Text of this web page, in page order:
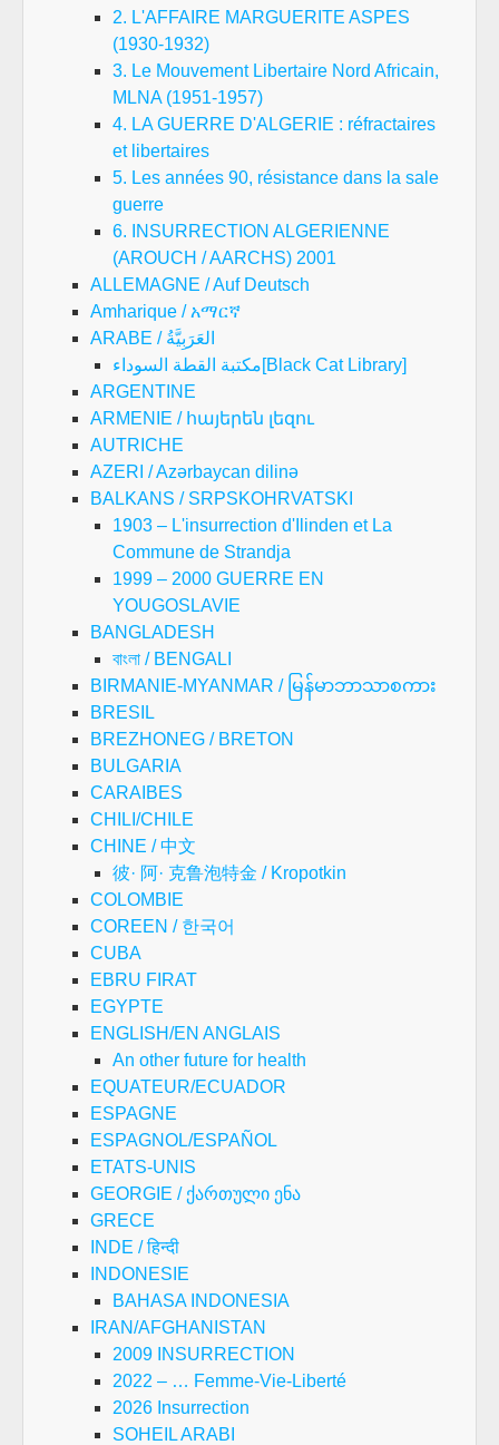
2. L'AFFAIRE MARGUERITE ASPES
(1930-1932)
3. Le Mouvement Libertaire Nord Africain,
MLNA (1951-1957)
4. LA GUERRE D'ALGERIE : réfractaires
et libertaires
5. Les années 90, résistance dans la sale
guerre
6. INSURRECTION ALGERIENNE
(AROUCH / AARCHS) 2001
ALLEMAGNE / Auf Deutsch
Amharique / አማርኛ
ARABE / العَرَبِيَّةُ
مكتبة القطة السوداء[Black Cat Library]
ARGENTINE
ARMENIE / հայերեն լեզու
AUTRICHE
AZERI / Azərbaycan dilinə
BALKANS / SRPSKOHRVATSKI
1903 – L'insurrection d'Ilinden et La
Commune de Strandja
1999 – 2000 GUERRE EN
YOUGOSLAVIE
BANGLADESH
বাংলা / BENGALI
BIRMANIE-MYANMAR / မြန်မာဘာသာစကား
BRESIL
BREZHONEG / BRETON
BULGARIA
CARAIBES
CHILI/CHILE
CHINE / 中文
彼· 阿· 克鲁泡特金 / Kropotkin
COLOMBIE
COREEN / 한국어
CUBA
EBRU FIRAT
EGYPTE
ENGLISH/EN ANGLAIS
An other future for health
EQUATEUR/ECUADOR
ESPAGNE
ESPAGNOL/ESPAÑOL
ETATS-UNIS
GEORGIE / ქართული ენა
GRECE
INDE / हिन्दी
INDONESIE
BAHASA INDONESIA
IRAN/AFGHANISTAN
2009 INSURRECTION
2022 – … Femme-Vie-Liberté
2026 Insurrection
SOHEIL ARABI